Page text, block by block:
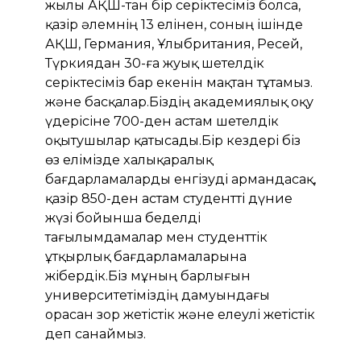
жылы АҚШ-тан бір серіктесіміз болса,
қазір әлемнің 13 елінен, соның ішінде
АҚШ, Германия, Ұлыбритания, Ресей,
Түркиядан 30-ға жуық шетелдік
серіктесіміз бар екенін мақтан тұтамыз.
және басқалар.Біздің академиялық оқу
үдерісіне 700-ден астам шетелдік
оқытушылар қатысады.Бір кездері біз
өз елімізде халықаралық
бағдарламаларды енгізуді армандасақ,
қазір 850-ден астам студентті дүние
жүзі бойынша беделді
тағылымдамалар мен студенттік
ұтқырлық бағдарламаларына
жібердік.Біз мұның барлығын
университетіміздің дамуындағы
орасан зор жетістік және елеулі жетістік
деп санаймыз.